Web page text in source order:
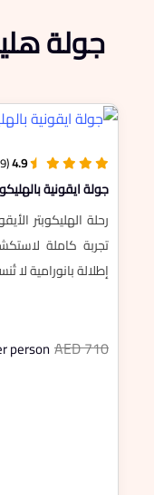
جولة
4.9
(5,839)
جولة ايقونية بالهليكوبتر 12 دقيقة
تجربة كاملة
إطلالة بانورامية لا
person AED 710